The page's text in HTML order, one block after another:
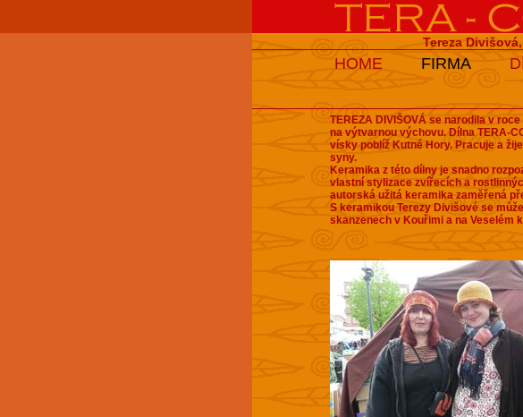
Tereza
HOME FIRMA
TEREZA DIVIŠOVÁ se narodila v
na výtvarnou výchovu. Dílna TERA-
vísky poblíž Kutné Hory. Pracuje a
syny.
Keramika z této dílny je snadno
vlastní stylizace zvířecích a
autorská užitá keramika zaměřená
S keramikou Terezy Divišové se
skanzenech v Kouřimi a na Veselém